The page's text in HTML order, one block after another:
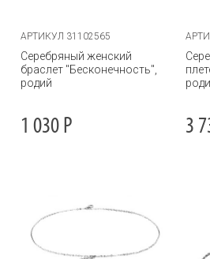
АРТИКУЛ 31102565
Серебряный женский
браслет "Бесконечность",
родий
1 030 Р 3